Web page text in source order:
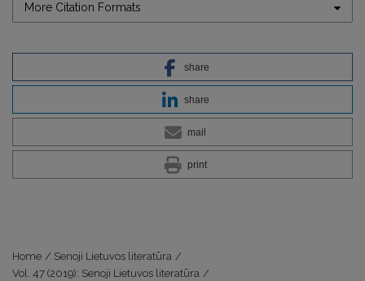
More Citation Formats
share
share
mail
print
Home / Senoji Lietuvos literatūra /
Vol. 47 (2019): Senoji Lietuvos literatūra /